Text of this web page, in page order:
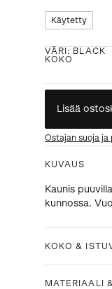
Käytetty
VÄRI : BLACK
KOKO
Lisää
Ostajan suoja
KUVAUS
Kaunis
kunnossa.
KOKO &
MATERIAALI